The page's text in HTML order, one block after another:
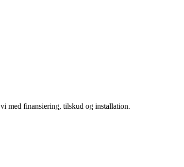
med finansiering, tilskud og installation.